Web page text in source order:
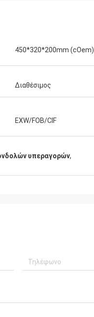
450*320*200mm (cOem)
Διαθέσιμος
EXW/FOB/CIF
υπεραγορών,